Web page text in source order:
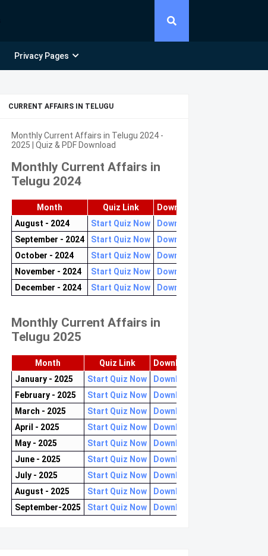
Privacy Pages
CURRENT AFFAIRS IN TELUGU
Monthly Current Affairs in Telugu 2024 -
2025 | Quiz & PDF Download
Monthly Current Affairs in
Telugu 2024
Month Quiz Link
Download PDF
August - 2024
Start Quiz Now
Download now
September - 2024
Start Quiz Now
Download now
October - 2024
Start Quiz Now
Download now
November - 2024
Start Quiz Now
Download now
December - 2024
Start Quiz Now Download now
Monthly Current Affairs in
Telugu 2025
Month Quiz Link
Download PDF
January - 2025
Start Quiz Now
Download now
February - 2025
Start Quiz Now
Download now
March - 2025
Start Quiz Now
Download now
April - 2025
Start Quiz Now
Download now
May - 2025
Start Quiz Now
Download now
June - 2025
Start Quiz Now
Download now
July - 2025
Start Quiz Now
Download now
August - 2025
Start Quiz Now
Download now
September-2025
Start Quiz Now Download now